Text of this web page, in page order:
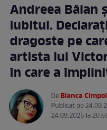
Andreea Bălan
iubitul.
dragoste pe
artista lui
în care a
DeBianca Cimpoi
Publicat pe
24.09.2025 la